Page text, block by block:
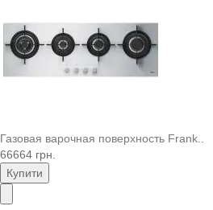
Газовая варочная поверхность Frank..
66664 грн.
Купити